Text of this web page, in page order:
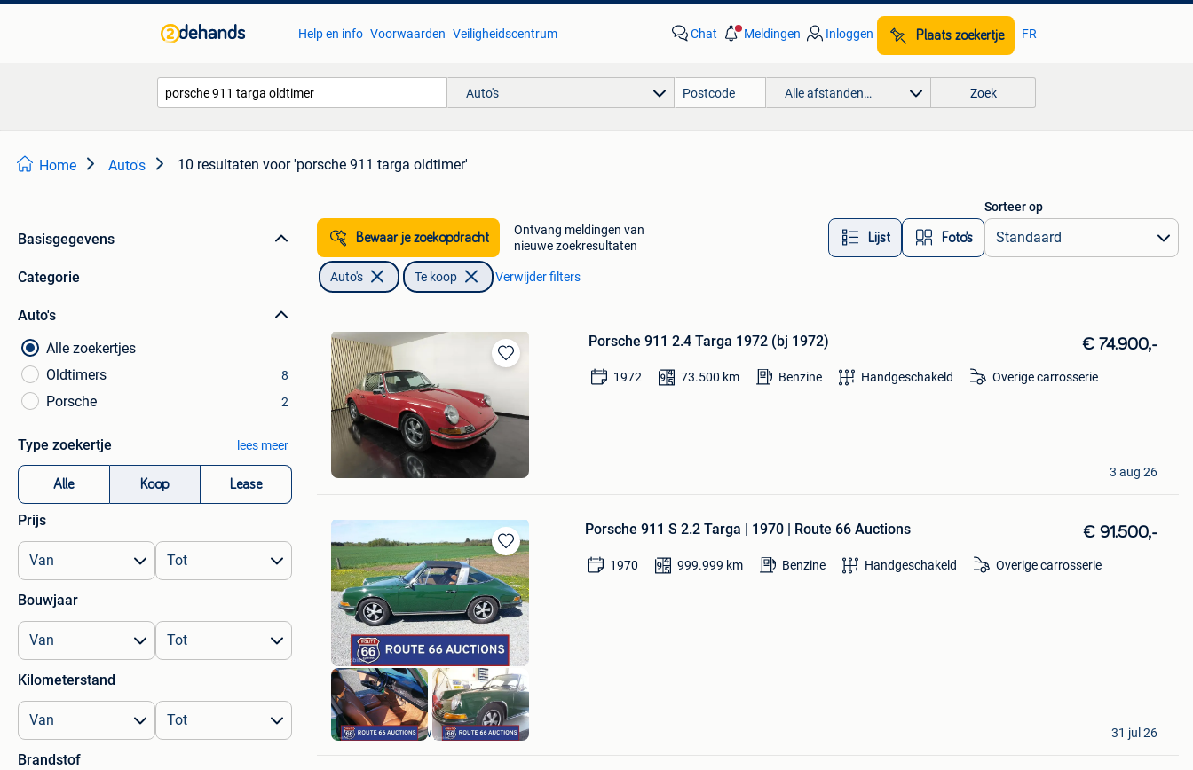
Help en info Voorwaarden Veiligheidscentrum Chat Meldingen Inloggen Plaats zoekertje FR
Auto's Alle afstanden… Zoek
Home Auto's 10 resultaten voor 'porsche 911 targa oldtimer'
Basisgegevens
Categorie
Auto's
Alle zoekertjes
Oldtimers
8
Porsche 2
Type zoekertje lees meer
Alle Koop Lease
Prijs
Bouwjaar
Kilometerstand
Brandstof
Bewaar je zoekopdracht
Ontvang meldingen van
nieuwe zoekresultaten
Lijst Foto’s
Sorteer op
Auto's Te koop Verwijder filters
Bewaren
Mijn
Favorieten
Porsche 911 2.4 Targa 1972 (bj 1972) € 74.900,-
1972 73.500 km Benzine Handgeschakeld Overige carrosserie
RM Automobile
Lontzen Gebietsteil Kettenis
3 aug 26
Bewaren
in
Mijn
Favorieten
Porsche 911 S 2.2 Targa | 1970 | Route 66 Auctions € 91.500,-
1970 999.999 km Benzine Handgeschakeld Overige carrosserie
Route 66 Auctions
Waalwijk
31 jul 26